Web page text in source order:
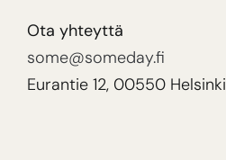
Ota yhteyttä
some@someday.fi
Eurantie 12, 00550 Helsinki